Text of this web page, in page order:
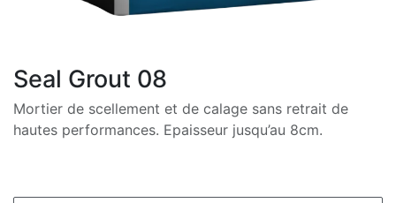
Seal Grout 08
Mortier de scellement et de calage sans retrait de
hautes performances. Epaisseur jusqu’au 8cm.